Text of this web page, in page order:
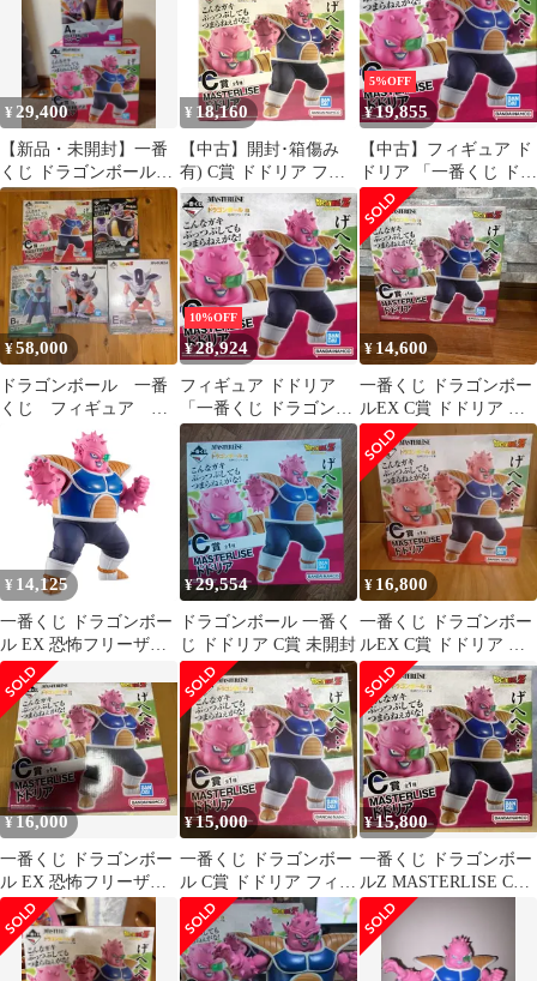
¥ 29,400
【新品・未開封】一番
くじ ドラゴンボール
EX 恐怖！ フリーザ軍
フィギュア
¥ 18,160
【中古】開封･箱傷み
有) C賞 ドドリア フィ
ギュア MASTERLISE
一番くじ ドラゴンボー
ル EX 恐怖!!フリーザ
軍[66]
5%OFF
¥19,855
【中古】フィギュア ド
ドリア 「一番くじ ドラ
ゴンボール EX 恐怖!!
フリーザ軍」
MASTERLISE C賞 フィ
ギュア
¥58,000
ドラゴンボール 一番
くじ フィギュア ５
10%OFF
¥28,924
フィギュア ドドリア
「一番くじ ドラゴンボ
ール EX 恐怖!!フリー
ザ軍」 MASTERLISE C
賞 フィギュア【10日以
内発送】
¥ 14,600
一番くじ ドラゴンボー
ルEX C賞 ドドリア フ
ィギュア
¥ 14,125
一番くじ ドラゴンボー
ル EX 恐怖フリーザ軍
C賞 MASTERLISE ドド
リア
¥29,554
ドラゴンボール 一番く
じ ドドリア C賞 未開封
¥ 16,800
一番くじ ドラゴンボー
ルEX C賞 ドドリア フ
ィギュア
¥16,000
一番くじ ドラゴンボー
ル EX 恐怖フリーザ軍
C賞 ドドリア
¥15,000
一番くじ ドラゴンボー
ル C賞 ドドリア フィギ
ュア
¥15,800
一番くじ ドラゴンボー
ルZ MASTERLISE C賞
ドドリア 未開封